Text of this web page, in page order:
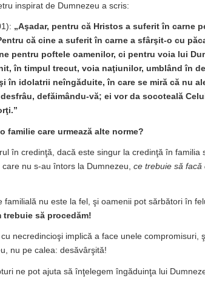
inspirat de Dumnezeu a scris:
„Aşadar, pentru că Hristos a suferit în carne
că cine a suferit în carne a sfârşit-o cu
pentru poftele oamenilor, ci pentru voia lui
în timpul trecut, voia naţiunilor, umblând în
în idolatrii neîngăduite, în care se miră că nu
defăimându-vă; ei vor da socoteală
familie care urmează alte norme?
în credinţă, dacă este singur la credinţă în familia
nu s-au întors la Dumnezeu, ce trebuie să facă
familială nu este la fel, şi oamenii pot sărbători în
trebuie să procedăm!
necredincioşi implică a face unele compromisuri,
nu pe calea: desăvârşită!
ne pot ajuta să înţelegem îngăduinţa lui